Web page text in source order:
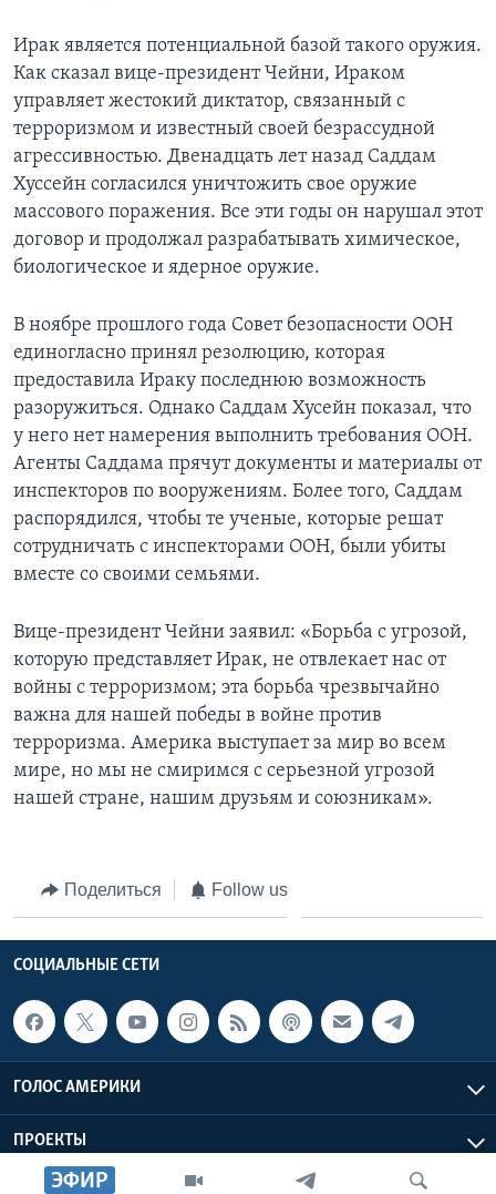
ЭФИР
Ирак является потенциальной базой такого оружия.
Как сказал вице-президент Чейни, Ираком
управляет жестокий диктатор, связанный с
терроризмом и известный своей безрассудной
агрессивностью. Двенадцать лет назад Саддам
Хуссейн согласился уничтожить свое оружие
массового поражения. Все эти годы он нарушал этот
договор и продолжал разрабатывать химическое,
биологическое и ядерное оружие.
В ноябре прошлого года Совет безопасности ООН
единогласно принял резолюцию, которая
предоставила Ираку последнюю возможность
разоружиться. Однако Саддам Хусейн показал, что
у него нет намерения выполнить требования ООН.
Агенты Саддама прячут документы и материалы от
инспекторов по вооружениям. Более того, Саддам
распорядился, чтобы те ученые, которые решат
сотрудничать с инспекторами ООН, были убиты
вместе со своими семьями.
Вице-президент Чейни заявил: «Борьба с угрозой,
которую представляет Ирак, не отвлекает нас от
войны с терроризмом; эта борьба чрезвычайно
важна для нашей победы в войне против
терроризма. Америка выступает за мир во всем
мире, но мы не смиримся с серьезной угрозой
нашей стране, нашим друзьям и союзникам».
Поделиться Follow us
СОЦИАЛЬНЫЕ СЕТИ
ГОЛОС АМЕРИКИ
ПРОЕКТЫ